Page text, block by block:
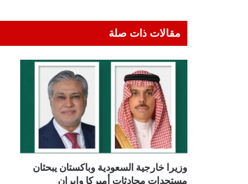
مقالات ذات صلة
وزيرا خارجية السعودية وباكستان يبحثان
مستجدات محادثات أميركا وإيران